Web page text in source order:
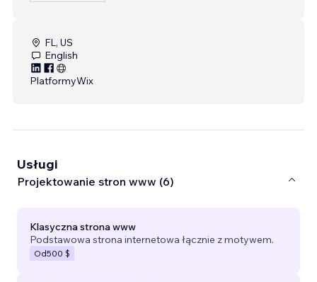
FL, US
English
PlatformyWix
Usługi
Projektowanie stron www (6)
Klasyczna strona www
Podstawowa strona internetowa łącznie z motywem.
Od500 $